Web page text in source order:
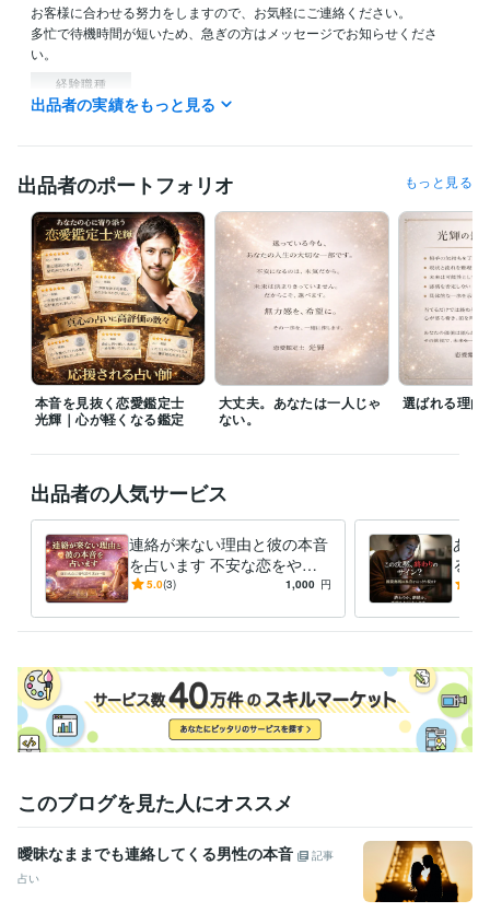
お客様に合わせる努力をしますので、お気軽にご連絡ください。
多忙で待機時間が短いため、急ぎの方はメッセージでお知らせくださ
い。
経験職種
AI・機械学習 / AIエンジニア 経験年数 : 10年
事務・ビジネスサポート / 事務（一般事務） 経験年数 : 14年
人事 / 人材開発・人材育成・研修
ライフスタイル・その他 / 占い師
受賞歴
Kindle出版『どん底からのココナラ再起術』
ビジネス・クリエイティブツール
ペライチ:15年Excel:40年Word:35年 ChatGPT:5年
得意分野
占い 電話占い
お悩み相談 電話鑑定 恋愛 不倫 彼氏の気持ち 人間関係
出品者の実績をもっと見る
出品者のポートフォリオ もっと見る
本音を見抜く恋愛鑑定士
光輝｜心が軽くなる鑑定
大丈夫。あなたは一人じゃ
ない。
選ばれる理由
出品者の人気サービス
連絡が来ない理由と彼の本音
を占います 不安な恋をやさ
しく整理し次の一歩を示しま
5.0(3) 1,000 円
あの
るか
未来
このブログを見た人にオススメ
曖昧なままでも連絡してくる男性の本音
記事
占い